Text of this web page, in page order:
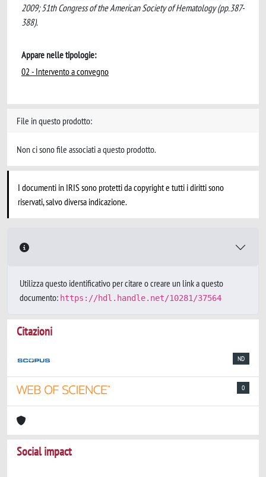
2009; 51th Congress of the American Society of Hematology (pp.387-
388).
Appare nelle tipologie:
02 - Intervento a convegno
File in questo prodotto:
Non ci sono file associati a questo prodotto.
I documenti in IRIS sono protetti da copyright e tutti i diritti sono
riservati, salvo diversa indicazione.
Utilizza questo identificativo per citare o creare un link a questo
documento: https://hdl.handle.net/10281/37564
Citazioni
ND
0
Social impact